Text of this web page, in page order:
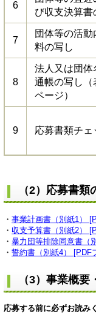
6
び収支決算書
7
団体等の活
料の写し
8
法人又は団体
通帳の写し（
ページ）
9 応募書類チェ
（2）応募書類
・ 事業計画書（別紙1）
・ 収支予算書（別紙2）
・ 暴力団等排除同意書（
・ 誓約書（別紙4） [PDF
（3）事業概要
応募する前に必ずお読み